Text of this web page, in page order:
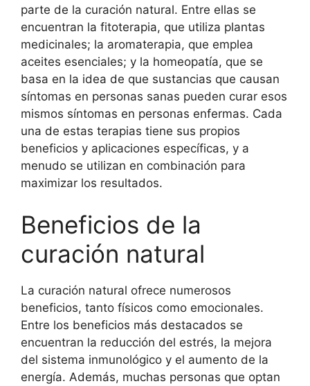
parte de la curación natural. Entre ellas se
encuentran la fitoterapia, que utiliza plantas
medicinales; la aromaterapia, que emplea
aceites esenciales; y la homeopatía, que se
basa en la idea de que sustancias que causan
síntomas en personas sanas pueden curar esos
mismos síntomas en personas enfermas. Cada
una de estas terapias tiene sus propios
beneficios y aplicaciones específicas, y a
menudo se utilizan en combinación para
maximizar los resultados.
Beneficios de la
curación natural
La curación natural ofrece numerosos
beneficios, tanto físicos como emocionales.
Entre los beneficios más destacados se
encuentran la reducción del estrés, la mejora
del sistema inmunológico y el aumento de la
energía. Además, muchas personas que optan